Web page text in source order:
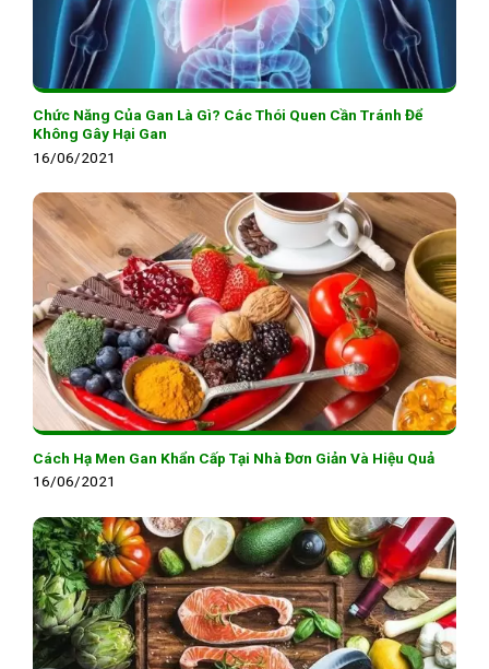
Chức Năng Của Gan Là Gì? Các Thói Quen Cần Tránh Để
Không Gây Hại Gan
16/06/2021
Cách Hạ Men Gan Khẩn Cấp Tại Nhà Đơn Giản Và Hiệu Quả
16/06/2021